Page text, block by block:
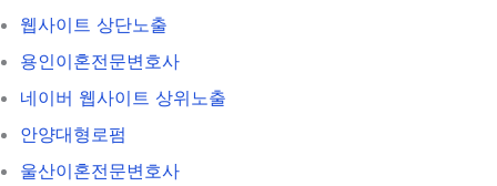
웹사이트 상단노출
용인이혼전문변호사
네이버 웹사이트 상위노출
안양대형로펌
울산이혼전문변호사